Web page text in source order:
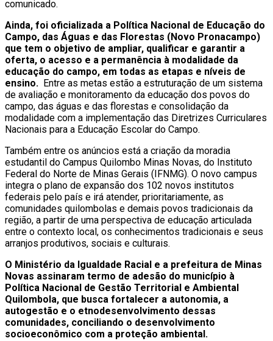
comunicado.
Ainda, foi oficializada a Política Nacional de Educação do
Campo, das Águas e das Florestas (Novo Pronacampo)
que tem o objetivo de ampliar, qualificar e garantir a
oferta, o acesso e a permanência à modalidade da
educação do campo, em todas as etapas e níveis de
ensino. Entre as metas estão a estruturação de um sistema
de avaliação e monitoramento da educação dos povos do
campo, das águas e das florestas e consolidação da
modalidade com a implementação das Diretrizes Curriculares
Nacionais para a Educação Escolar do Campo.
Também entre os anúncios está a criação da moradia
estudantil do Campus Quilombo Minas Novas, do Instituto
Federal do Norte de Minas Gerais (IFNMG). O novo campus
integra o plano de expansão dos 102 novos institutos
federais pelo país e irá atender, prioritariamente, as
comunidades quilombolas e demais povos tradicionais da
região, a partir de uma perspectiva de educação articulada
entre o contexto local, os conhecimentos tradicionais e seus
arranjos produtivos, sociais e culturais.
O Ministério da Igualdade Racial e a prefeitura de Minas
Novas assinaram termo de adesão do município à
Política Nacional de Gestão Territorial e Ambiental
Quilombola, que busca fortalecer a autonomia, a
autogestão e o etnodesenvolvimento dessas
comunidades, conciliando o desenvolvimento
socioeconômico com a proteção ambiental.